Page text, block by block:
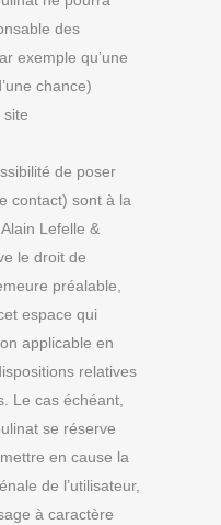
des
exemple qu’une
chance)
site
de poser
contact) sont à la
Lefelle &
le droit de
préalable,
espace qui
applicable en
relatives
Le cas échéant,
se réserve
en cause la
de l’utilisateur,
à caractère